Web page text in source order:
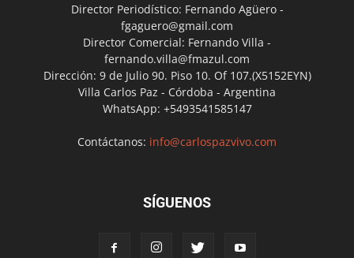
Director Periodístico: Fernando Agüero -
fgaguero@gmail.com
Director Comercial: Fernando Villa -
fernando.villa@fmazul.com
Dirección: 9 de Julio 90. Piso 10. Of 107.(X5152EYN)
Villa Carlos Paz - Córdoba - Argentina
WhatsApp: +5493541585147
Contáctanos: info@carlospazvivo.com
SÍGUENOS